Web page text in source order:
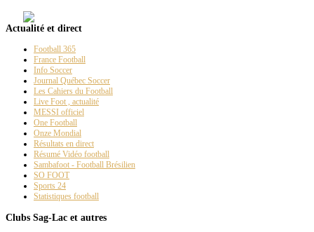
Actualité et direct
Football 365
France Football
Info Soccer
Journal Québec Soccer
Les Cahiers du Football
Live Foot , actualité
MESSI officiel
One Football
Onze Mondial
Résultats en direct
Résumé Vidéo football
Sambafoot - Football Brésilien
SO FOOT
Sports 24
Statistiques football
Clubs Sag-Lac et autres